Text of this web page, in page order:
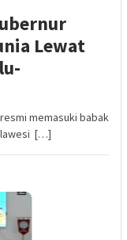
Lewat
resmi memasuki babak
[…]